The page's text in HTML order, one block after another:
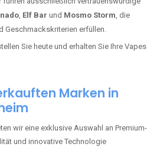
, Elf Bar und Mosmo Storm, die
Geschmackskriterien erfüllen.
Sie heute und erhalten Sie Ihre Vapes
Marken in
wir eine exklusive Auswahl an Premium-
und innovative Technologie